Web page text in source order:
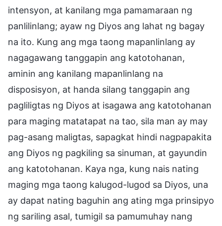
intensyon, at kanilang mga pamamaraan ng
panlilinlang; ayaw ng Diyos ang lahat ng bagay
na ito. Kung ang mga taong mapanlinlang ay
nagagawang tanggapin ang katotohanan,
aminin ang kanilang mapanlinlang na
disposisyon, at handa silang tanggapin ang
pagliligtas ng Diyos at isagawa ang katotohanan
para maging matatapat na tao, sila man ay may
pag-asang maligtas, sapagkat hindi nagpapakita
ang Diyos ng pagkiling sa sinuman, at gayundin
ang katotohanan. Kaya nga, kung nais nating
maging mga taong kalugod-lugod sa Diyos, una
ay dapat nating baguhin ang ating mga prinsipyo
ng sariling asal, tumigil sa pamumuhay nang